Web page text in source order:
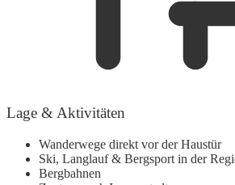
Lage & Aktivitäten
Wanderwege direkt vor der Haustür
Ski, Langlauf & Bergsport in der
Bergbahnen